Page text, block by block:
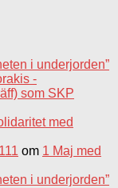
i underjorden”
-
som SKP
med
om 1 Maj med
i underjorden”